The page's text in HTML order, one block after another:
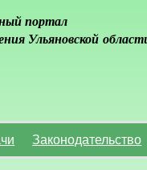
портал
Ульяновской
Законодательство